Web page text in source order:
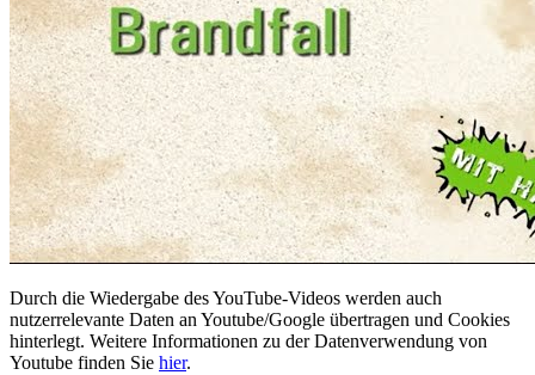
Durch die Wiedergabe des YouTube-Videos werden auch
nutzerrelevante Daten an Youtube/Google übertragen und Cookies
hinterlegt. Weitere Informationen zu der Datenverwendung von
Youtube finden Sie hier.